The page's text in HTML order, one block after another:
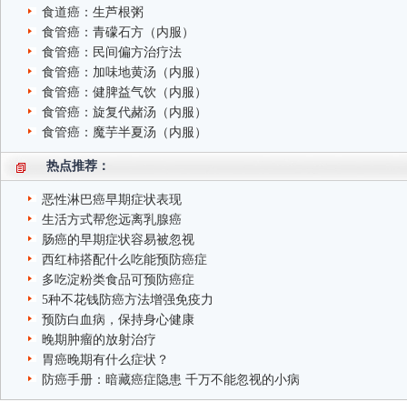
食道癌：生芦根粥
食管癌：青礞石方（内服）
食管癌：民间偏方治疗法
食管癌：加味地黄汤（内服）
食管癌：健脾益气饮（内服）
食管癌：旋复代赭汤（内服）
食管癌：魔芋半夏汤（内服）
热点推荐：
恶性淋巴癌早期症状表现
生活方式帮您远离乳腺癌
肠癌的早期症状容易被忽视
西红柿搭配什么吃能预防癌症
多吃淀粉类食品可预防癌症
5种不花钱防癌方法增强免疫力
预防白血病，保持身心健康
晚期肿瘤的放射治疗
胃癌晚期有什么症状？
防癌手册：暗藏癌症隐患 千万不能忽视的小病